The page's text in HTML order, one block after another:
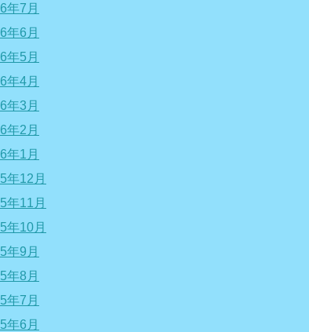
年7月
年6月
年5月
年4月
年3月
年2月
年1月
年12月
年11月
年10月
年9月
年8月
年7月
年6月